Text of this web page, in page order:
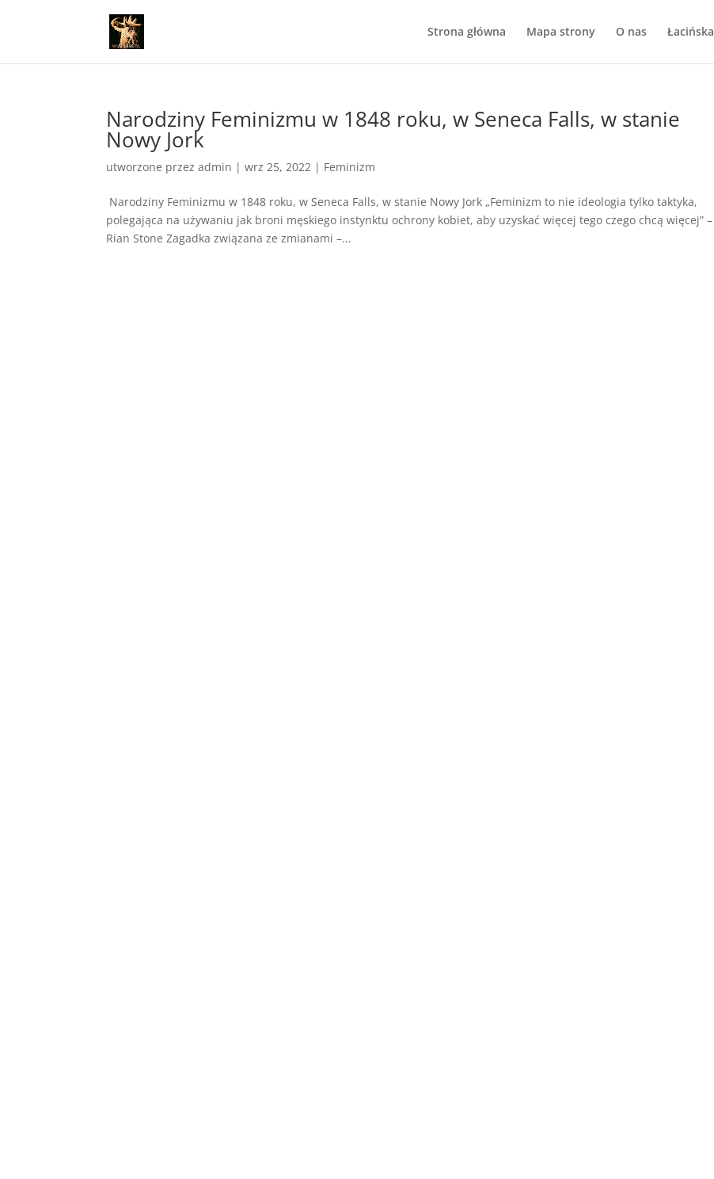
Strona główna Mapa strony O nas Łacińska
Narodziny Feminizmu w 1848 roku, w Seneca Falls, w stanie
Nowy Jork
utworzone przezadmin |wrz 25, 2022 | Feminizm
Narodziny Feminizmu w 1848 roku, w Seneca Falls, w stanie Nowy Jork „Feminizm to nie ideologia tylko taktyka,
polegająca na używaniu jak broni męskiego instynktu ochrony kobiet, aby uzyskać więcej tego czego chcą więcej” –
Rian Stone Zagadka związana ze zmianami –...